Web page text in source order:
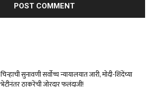
चिन्हाची सुनावणी सर्वोच्च न्यायालयात जारी, मोदी-शिंदेंच्या
भेटीनंतर ठाकरेंची जोरदार फलंदाजी!